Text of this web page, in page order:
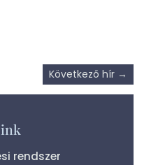
Következő hír →
rendszer